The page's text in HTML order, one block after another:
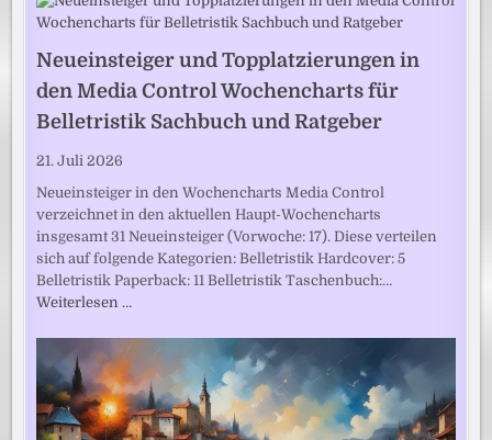
Neueinsteiger und Topplatzierungen in
den Media Control Wochencharts für
Belletristik Sachbuch und Ratgeber
21. Juli 2026
Neueinsteiger in den Wochencharts Media Control
verzeichnet in den aktuellen Haupt-Wochencharts
insgesamt 31 Neueinsteiger (Vorwoche: 17). Diese verteilen
sich auf folgende Kategorien: Belletristik Hardcover: 5
Belletristik Paperback: 11 Belletristik Taschenbuch:…
Weiterlesen …